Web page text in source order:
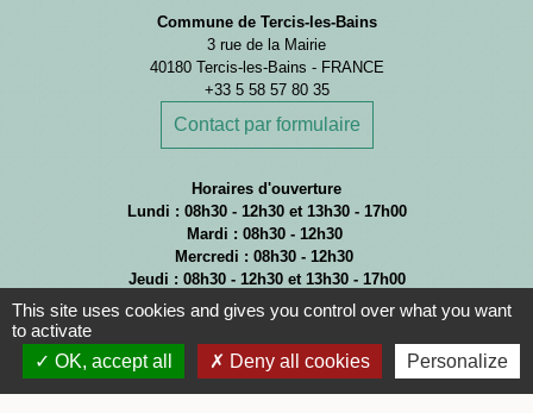
Commune de Tercis-les-Bains
3 rue de la Mairie
40180 Tercis-les-Bains - FRANCE
+33 5 58 57 80 35
Contact par formulaire
Horaires d'ouverture
Lundi : 08h30 - 12h30 et 13h30 - 17h00
Mardi : 08h30 - 12h30
Mercredi : 08h30 - 12h30
Jeudi : 08h30 - 12h30 et 13h30 - 17h00
Vendredi : 08h30 - 12h30
Samedi : 09h00 - 12h00
This site uses cookies and gives you control over what you want
to activate
OK, accept all
Deny all cookies Personalize